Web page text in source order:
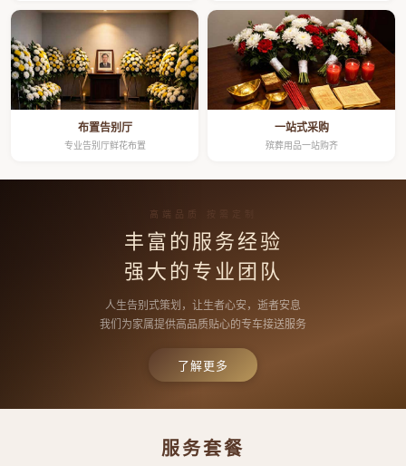
布置告别厅
专业告别厅鲜花布置
一站式采购
殡葬用品一站购齐
高端品质 按需定制
丰富的服务经验
强大的专业团队
人生告别式策划，让生者心安，逝者安息
我们为家属提供高品质贴心的专车接送服务
了解更多
服务套餐